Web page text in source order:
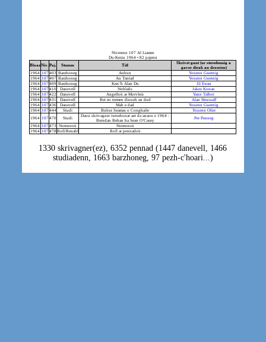
Niverenn 107 Al Liamm
Du-Kerzu 1964 • 82 pajenn
BloazNiv. Paj. Stumm Titl
Skrivet gant (ur steredennig a
gaver dirak an droerien)
1964 107403 Barzhoneg Anhun
Youenn Gwernig
1964 107407 Barzhoneg An Tantad
Youenn Gwernig
1964 107409 Barzhoneg Krec’h Alan Du
Jil Ewan
1964 107410 Danevell Noblañs
Jakez Konan
1964 107422 Danevell Angelloù ar Morvleiz
Yann Talbot
1964 107431 Danevell Ret eo tremen diouzh an dud
Alan Heussaff
1964 107436 Danevell Mab e dad
Youenn Gwernig
1964 107444 Studi Buhez Seamas o Conghaile
Youenn Olier
1964 107470 Studi
Daou skrivagner iwerzhonat aet da anaon e 1964 :
Brendan Behan ha Sean O’Casey
Per Penneg
1964 107473 Notennoù
Notennoù
1964 107478Roll/Renabl Roll ar pennadoù
1330 skrivagner(ez), 6352 pennad (1447 danevell, 1466
studiadenn, 1663 barzhoneg, 97 pezh-c'hoari...)